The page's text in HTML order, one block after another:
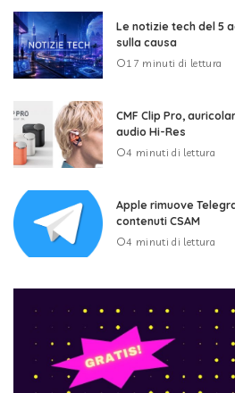
Le notizie tech del 5
sulla causa
17 minuti di lettura
CMF Clip Pro,
audio Hi-Res
4 minuti di lettura
Apple rimuove
contenuti CSAM
4 minuti di lettura